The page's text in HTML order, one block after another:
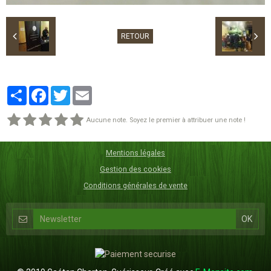
RETOUR
PartagerFacebook
Twitter
Aucune note. Soyez le premier à attribuer une note !
Mentions légales
Gestion des cookies
Conditions générales de vente